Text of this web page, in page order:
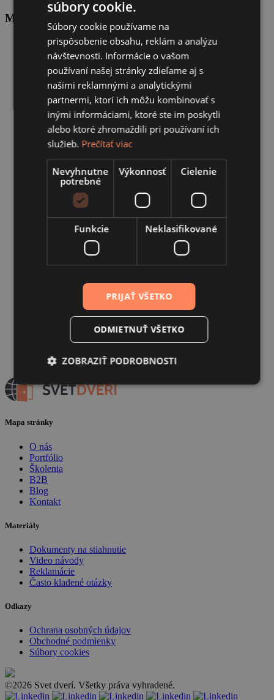
Média
Mapa stránky
O nás
Portfólio
Školenia
B2B
Blog
Kontakt
Materiály
Dokumenty na stiahnutie
Video návody
Reklamácie
Často kladené otázky
Odkazy
Ochrana osobných údajov
Obchodné podmienky
Súbory cookies
©2026 Svet dverí. Všetky práva vyhradené.
súbory cookie.
Súbory cookie používame na
prispôsobenie obsahu, reklám a analýzu
návštevnosti. Informácie o vašom
používaní našej stránky zdieľame aj s
našimi reklamnými a analytickými
partnermi, ktorí ich môžu kombinovať s
inými informáciami, ktoré ste im poskytli
alebo ktoré zhromaždili pri používaní ich
služieb. Prečítať viac
Nevyhnutne
potrebné
Výkonnosť Cielenie
Funkcie Neklasifikované
PRIJAŤ VŠETKO
ODMIETNUŤ VŠETKO
ZOBRAZIŤ PODROBNOSTI